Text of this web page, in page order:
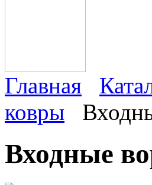
Главная
ковры
Входные